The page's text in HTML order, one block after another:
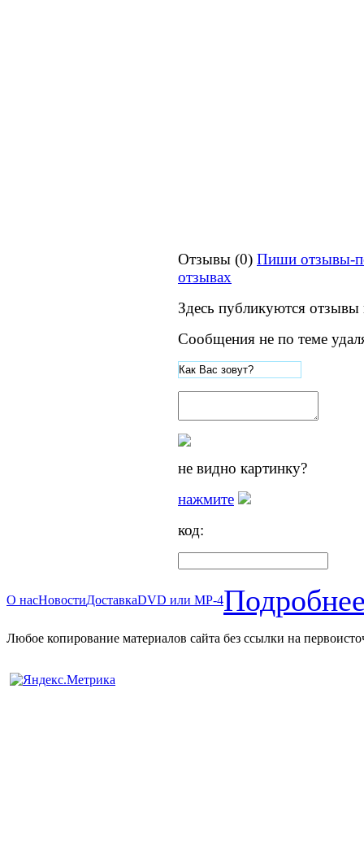
Отзывы (0) Пиши отзывы-
отзывах
Здесь публикуются отзывы
Сообщения не по теме
не видно картинку?
нажмите
код:
О насНовостиДоставкаDVD или MP-4
Любое копирование материалов сайта без ссылки на